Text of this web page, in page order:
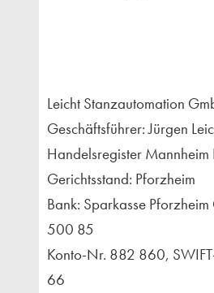
Leicht Stanzautomation
Geschäftsführer: Jürgen
Handelsregister
Gerichtsstand: Pforzheim
Bank: Sparkasse
500 85
Konto-Nr. 882 860,
66